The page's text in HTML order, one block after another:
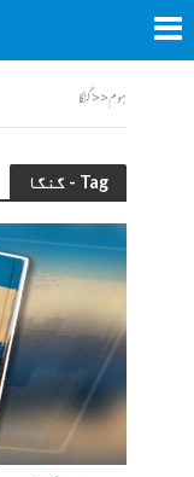
ہوم<<گنگا
Tag - گنگا